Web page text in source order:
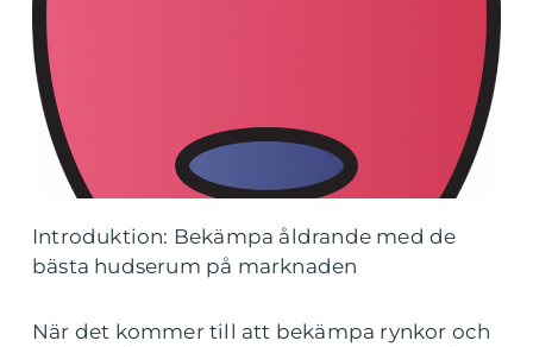
Introduktion: Bekämpa åldrande med de
bästa hudserum på marknaden
När det kommer till att bekämpa rynkor och